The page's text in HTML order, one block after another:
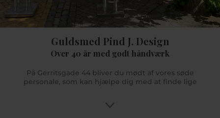
Guldsmed Pind J. Design
Over 40 år med godt håndværk
På Gerritsgade 44 bliver du mødt af vores søde
personale, som kan hjælpe dig med at finde lige
dig med at bestille det hjem til dig hvis det er noget